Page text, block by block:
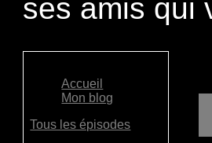
ses amis qui
Accueil
Mon blog
Tous les épisodes